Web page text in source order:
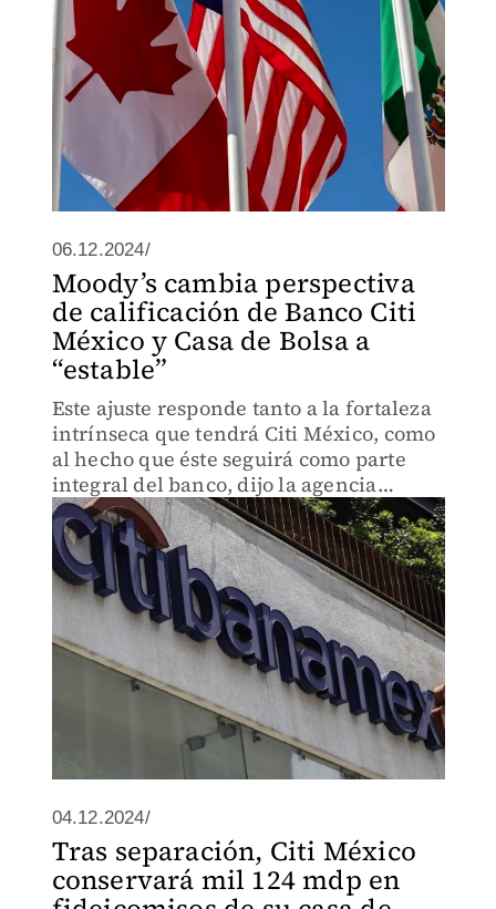
06.12.2024/
Moody’s cambia perspectiva
de calificación de Banco Citi
México y Casa de Bolsa a
“estable”
Este ajuste responde tanto a la fortaleza
intrínseca que tendrá Citi México, como
al hecho que éste seguirá como parte
integral del banco, dijo la agencia
calificadora.
04.12.2024/
Tras separación, Citi México
conservará mil 124 mdp en